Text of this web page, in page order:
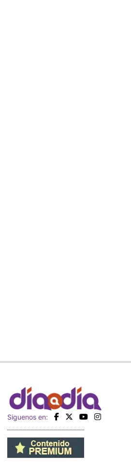
Siguenos en: